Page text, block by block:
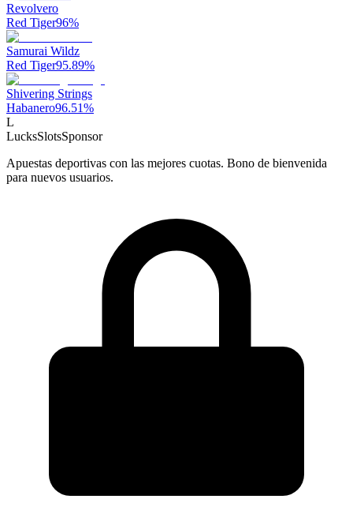
Revolvero
Red Tiger96%
Samurai Wildz
Red Tiger95.89%
Shivering Strings
Habanero96.51%
L
LucksSlotsSponsor
Apuestas deportivas con las mejores cuotas. Bono de bienvenida
para nuevos usuarios.